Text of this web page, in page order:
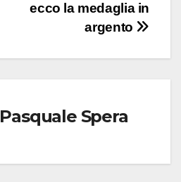
ecco la medaglia in
argento
Pasquale Spera